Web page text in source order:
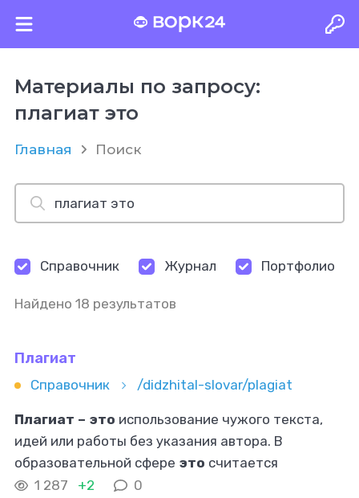
Материалы по запросу:
плагиат это
Главная Поиск
Справочник Журнал Портфолио
Найдено 18 результатов
Плагиат
Справочник /didzhital-slovar/plagiat
Плагиат – это использование чужого текста,
идей или работы без указания автора. В
образовательной сфере это считается
серьезным нарушением, так как создает
1 287 +2 0